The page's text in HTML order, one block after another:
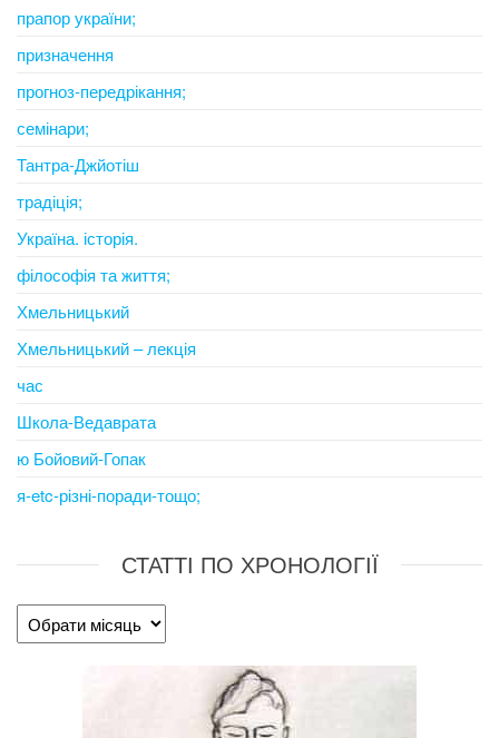
прапор україни;
призначення
прогноз-передрікання;
семінари;
Тантра-Джйотіш
традіція;
Україна. історія.
філософія та життя;
Хмельницький
Хмельницький – лекція
час
Школа-Ведаврата
ю Бойовий-Гопак
я-etc-різні-поради-тощо;
СТАТТІ ПО ХРОНОЛОГІЇ
Статті
по